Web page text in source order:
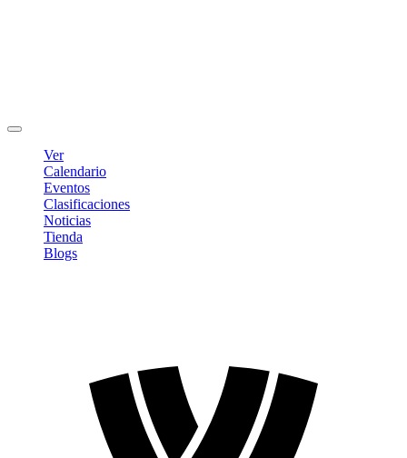
Ver
Calendario
Eventos
Clasificaciones
Noticias
Tienda
Blogs